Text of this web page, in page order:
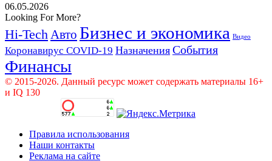
06.05.2026
Looking For More?
Hi-Tech Авто Бизнес и экономика Видео
Коронавирус COVID-19 Назначения События
Финансы
© 2015-2026. Данный ресурс может содержать материалы 16+
и IQ 130
Правила использования
Наши контакты
Реклама на сайте